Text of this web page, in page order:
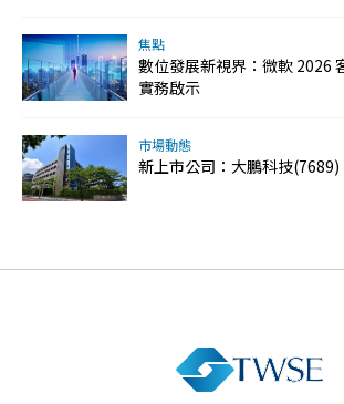
焦點
數位發展新視界：微軟 2026
實務啟示
市場動態
新上市公司：大鵬科技(7689)